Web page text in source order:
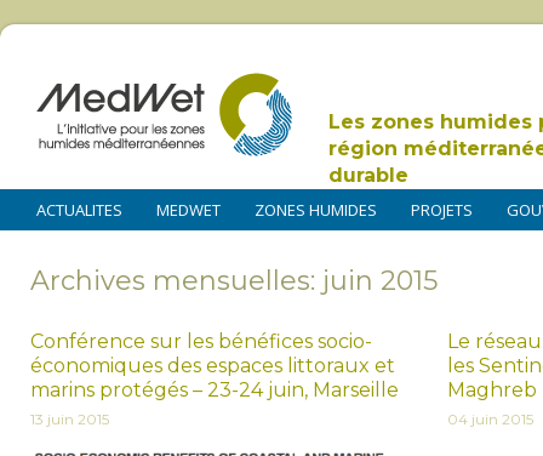
Les zones humides
région
durable
ACTUALITES MEDWET ZONES HUMIDES PROJETS
Archives mensuelles: juin 2015
Conférence sur les bénéfices socio-
économiques des espaces littoraux et
marins protégés – 23-24 juin, Marseille
13 juin 2015
Le
les
Maghreb
04 juin 2015